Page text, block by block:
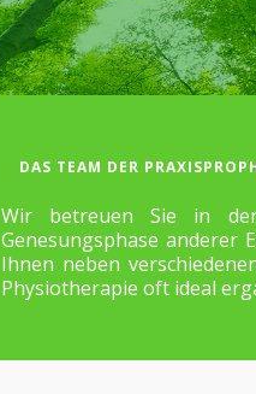
DAS TEAM DER
Wir betreuen Sie in
Genesungsphase anderer
Ihnen neben
Physiotherapie oft ideal